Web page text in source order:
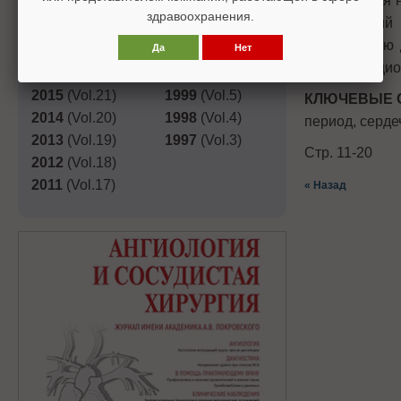
КЛЮЧЕВЫЕ
период,
Стр. 11-20
« Назад
2019 (Vol.25)
2015 (Vol.21)
2014 (Vol.20)
2013 (Vol.19)
2012 (Vol.18)
2011 (Vol.17)
2003(Vol.9)
(Vol.8)
2001
(Vol.7)
1999 (Vol.5)
1998 (Vol.4)
1997 (Vol.3)
здравоохранения.
Да Нет